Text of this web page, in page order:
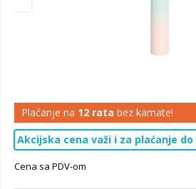
Plaćanje na 12 rata bez kamate!
Akcijska cena važi i za plaćanje
Cena sa PDV-om